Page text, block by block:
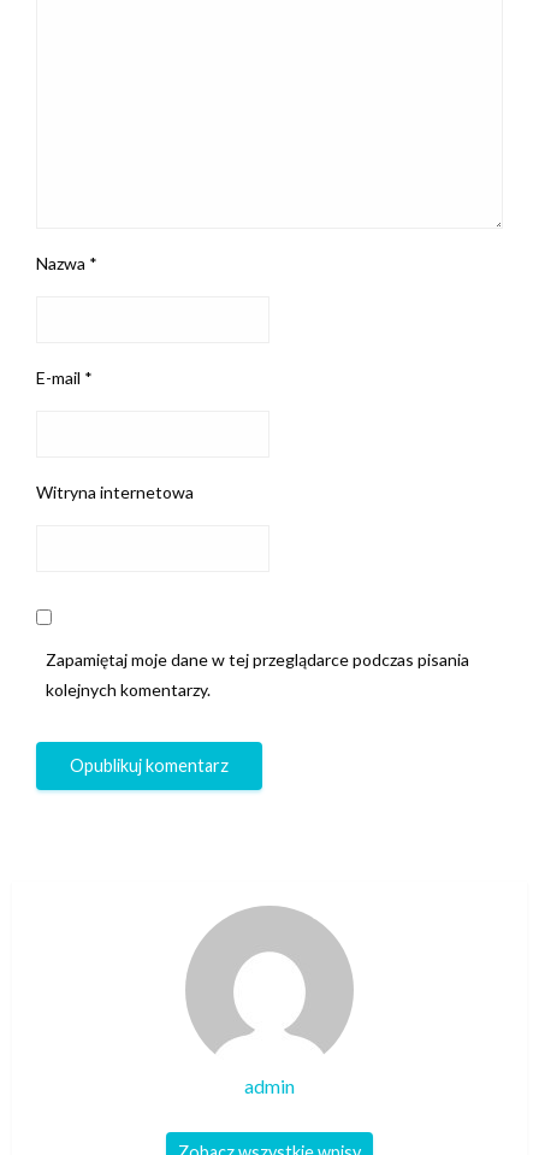
Nazwa *
E-mail *
Witryna internetowa
Zapamiętaj moje dane w tej przeglądarce podczas pisania
kolejnych komentarzy.
admin